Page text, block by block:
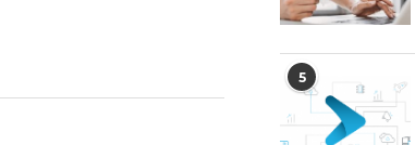
5